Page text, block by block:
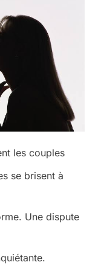
les couples
se brisent à
Une dispute